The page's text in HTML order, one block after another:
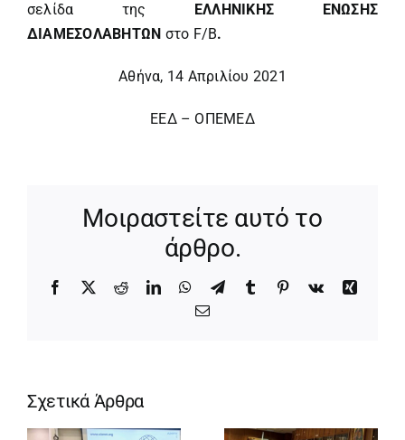
σελίδα της ΕΛΛΗΝΙΚΗΣ ΕΝΩΣΗΣ
ΔΙΑΜΕΣΟΛΑΒΗΤΩΝ στο F/B.
Αθήνα, 14 Απριλίου 2021
ΕΕΔ – ΟΠΕΜΕΔ
Μοιραστείτε αυτό το
άρθρο.
Facebook
X RedditLinkedInWhatsApp
TelegramTumblr Pinterest
Vk
Xing
Email
Σχετικά Άρθρα